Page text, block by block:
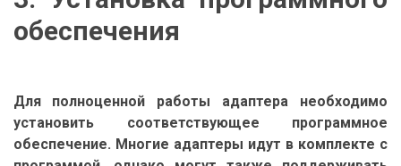
обеспечения
Для полноценной работы адаптера необходимо
установить соответствующее программное
обеспечение. Многие адаптеры идут в комплекте с